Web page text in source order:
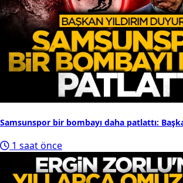
Samsunspor bir bombayı daha patlattı:
1 saat önce